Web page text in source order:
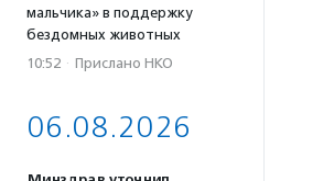
мальчика» в поддержку
бездомных животных
10:52 · Прислано НКО
06.08.2026